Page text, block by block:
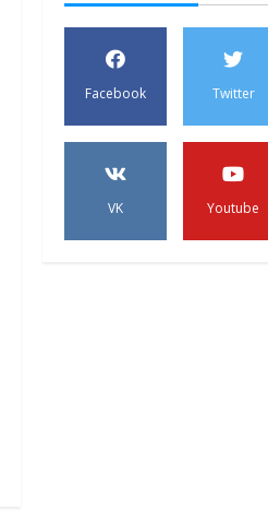
Facebook Twitter
VK Youtube